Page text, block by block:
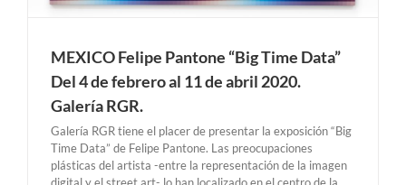
MEXICO Felipe Pantone “Big Time Data”
Del 4 de febrero al 11 de abril 2020.
Galería RGR.
Galería RGR tiene el placer de presentar la exposición “Big
Time Data” de Felipe Pantone. Las preocupaciones
plásticas del artista -entre la representación de la imagen